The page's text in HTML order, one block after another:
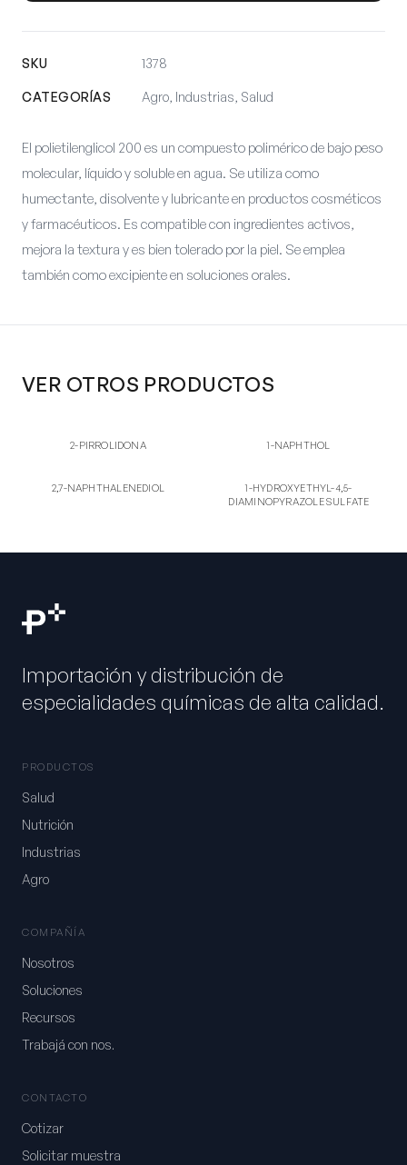
SKU 1378
CATEGORÍAS Agro, Industrias, Salud
El polietilenglicol 200 es un compuesto polimérico de bajo peso
molecular, líquido y soluble en agua. Se utiliza como
humectante, disolvente y lubricante en productos cosméticos
y farmacéuticos. Es compatible con ingredientes activos,
mejora la textura y es bien tolerado por la piel. Se emplea
también como excipiente en soluciones orales.
VER OTROS PRODUCTOS
2-PI
2-PIRROLIDONA
1-NA
1-NAPHTHOL
2,7-
2,7-NAPHTHALENEDIOL
1S
DIAMINOPYRAZOLE SULFATE
1-HYDROXYETHYL-4,5-
DIAMINOPYRAZOLE SULFATE
Importación y distribución de
especialidades químicas de alta calidad.
PRODUCTOS
Salud
Nutrición
Industrias
Agro
COMPAÑÍA
Nosotros
Soluciones
Recursos
Trabajá con nos.
CONTACTO
Cotizar
Solicitar muestra